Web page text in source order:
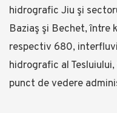
hidrografic Jiu şi
Baziaş şi Bechet, între
respectiv 680,
hidrografic al
punct de vedere